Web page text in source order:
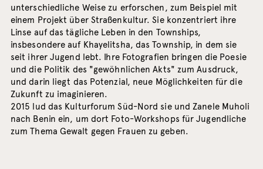
unterschiedliche Weise zu erforschen, zum Beispiel mit
einem Projekt über Straßenkultur. Sie konzentriert ihre
Linse auf das tägliche Leben in den Townships,
insbesondere auf Khayelitsha, das Township, in dem sie
seit ihrer Jugend lebt. Ihre Fotografien bringen die Poesie
und die Politik des "gewöhnlichen Akts" zum Ausdruck,
und darin liegt das Potenzial, neue Möglichkeiten für die
Zukunft zu imaginieren.
2015 lud das Kulturforum Süd-Nord sie und Zanele Muholi
nach Benin ein, um dort Foto-Workshops für Jugendliche
zum Thema Gewalt gegen Frauen zu geben.